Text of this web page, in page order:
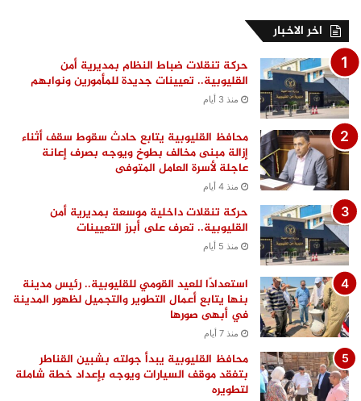
اخر الاخبار
حركة تنقلات ضباط النظام بمديرية أمن
القليوبية.. تعيينات جديدة للمأمورين ونوابهم
منذ 3 أيام
محافظ القليوبية يتابع حادث سقوط سقف أثناء
إزالة مبنى مخالف بطوخ ويوجه بصرف إعانة
عاجلة لأسرة العامل المتوفى
منذ 4 أيام
حركة تنقلات داخلية موسعة بمديرية أمن
القليوبية.. تعرف على أبرز التعيينات
منذ 5 أيام
استعدادًا للعيد القومي للقليوبية.. رئيس مدينة
بنها يتابع أعمال التطوير والتجميل لظهور المدينة
في أبهى صورها
منذ 7 أيام
محافظ القليوبية يبدأ جولته بشبين القناطر
بتفقد موقف السيارات ويوجه بإعداد خطة شاملة
لتطويره